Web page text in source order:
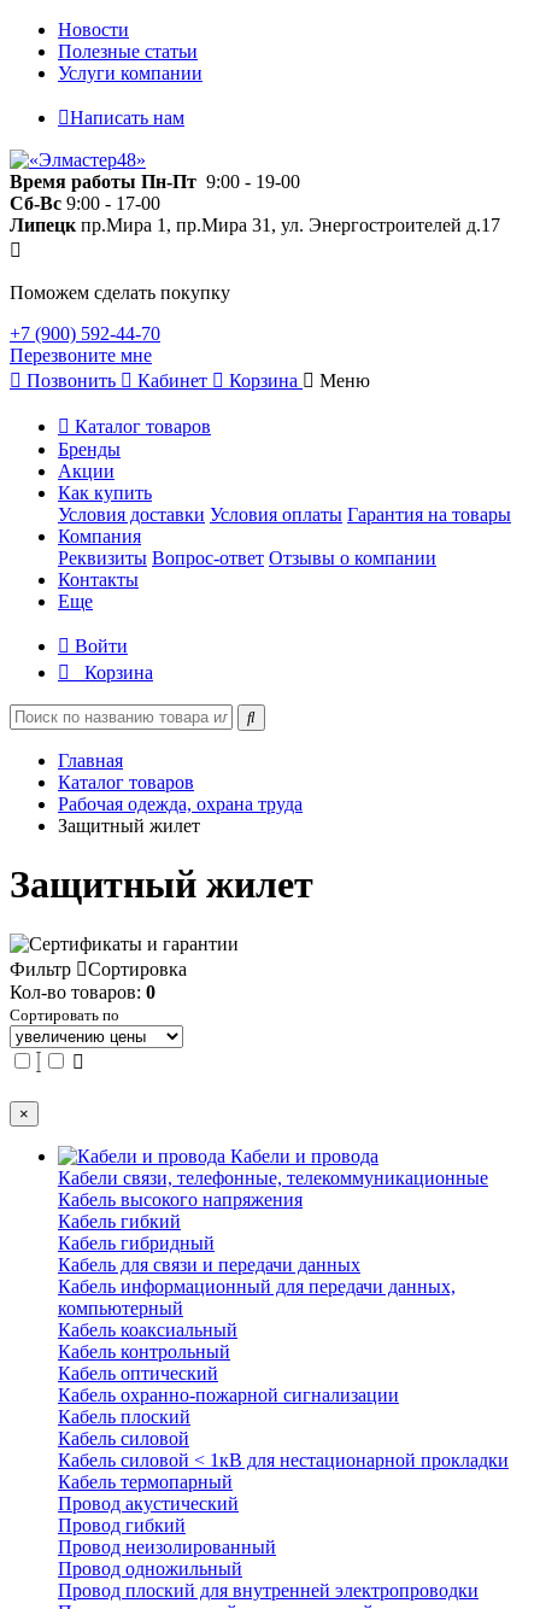
Новости
Полезные статьи
Услуги компании
Написать нам
Время работы Пн-Пт 9:00 - 19-00
Сб-Вс 9:00 - 17-00
Липецк пр.Мира 1, пр.Мира 31, ул. Энергостроителей д.17
Поможем сделать покупку
+7 (900) 592-44-70
Перезвоните мне
Позвонить
Кабинет Корзина Меню
Каталог товаров
Бренды
Акции
Как купить
Условия доставки Условия оплаты Гарантия на товары
Компания
Реквизиты Вопрос-ответ Отзывы о компании
Контакты
Еще
Войти
Корзина
Главная
Каталог товаров
Рабочая одежда, охрана труда
Защитный жилет
Защитный жилет
Фильтр
Сортировка
Кол-во товаров: 0
Сортировать по
×
Кабели и провода
Кабели связи, телефонные, телекоммуникационные
Кабель высокого напряжения
Кабель гибкий
Кабель гибридный
Кабель для связи и передачи данных
Кабель информационный для передачи данных,
компьютерный
Кабель коаксиальный
Кабель контрольный
Кабель оптический
Кабель охранно-пожарной сигнализации
Кабель плоский
Кабель силовой
Кабель силовой < 1кВ для нестационарной прокладки
Кабель термопарный
Провод акустический
Провод гибкий
Провод неизолированный
Провод одножильный
Провод плоский для внутренней электропроводки